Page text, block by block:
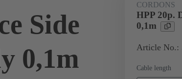
Side
0,1m
CORDONS
HPP 20p.
0,1m
Article No.:
Cable length